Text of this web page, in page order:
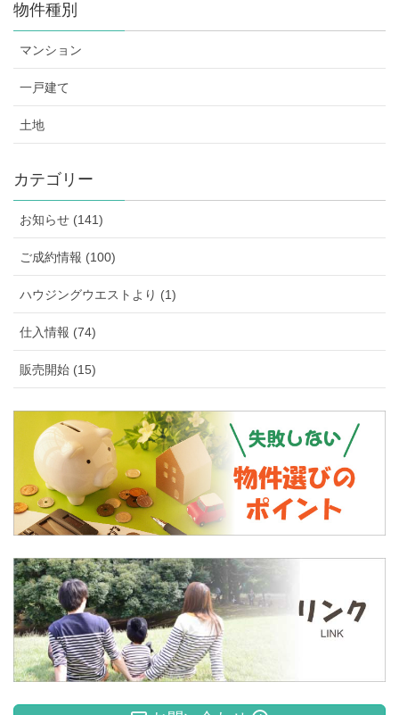
物件種別
マンション
一戸建て
土地
カテゴリー
お知らせ (141)
ご成約情報 (100)
ハウジングウエストより (1)
仕入情報 (74)
販売開始 (15)